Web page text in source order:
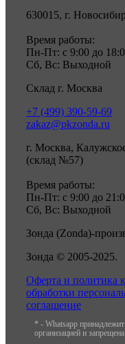
630015, г.
Время работы:
Пн-Пт: с 9:00 до
Сб, Вс: Выходной
Склад г. Москва
+7 (499) 390-59-69
zakaz@pkzonda.ru
г. Москва,
(склад №57)
Время работы:
Пн-Пт: с 9:00 до
Сб, Вс: Выходной
Зонда (Zonda)-
Зонда © 2005-2025.
Оферта и политика
обработки
соглашение
* - Whatsapp
организацией и